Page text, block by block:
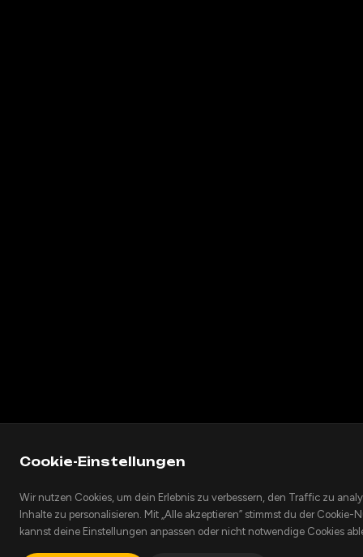
Cookie-Einstellungen
Wir nutzen Cookies, um dein Erlebnis zu verbessern, den Traffic zu
Inhalte zu personalisieren. Mit „Alle akzeptieren” stimmst du der Cookie-
kannst deine Einstellungen anpassen oder nicht notwendige Cookies